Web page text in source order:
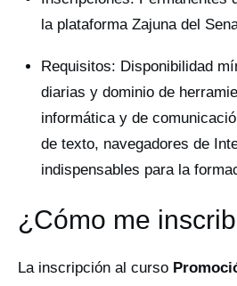
la plataforma Zajuna del
Requisitos: Disponibilidad
diarias y dominio de
informática y de
de texto, navegadores de
indispensables para la
¿Cómo me
La inscripción al curso